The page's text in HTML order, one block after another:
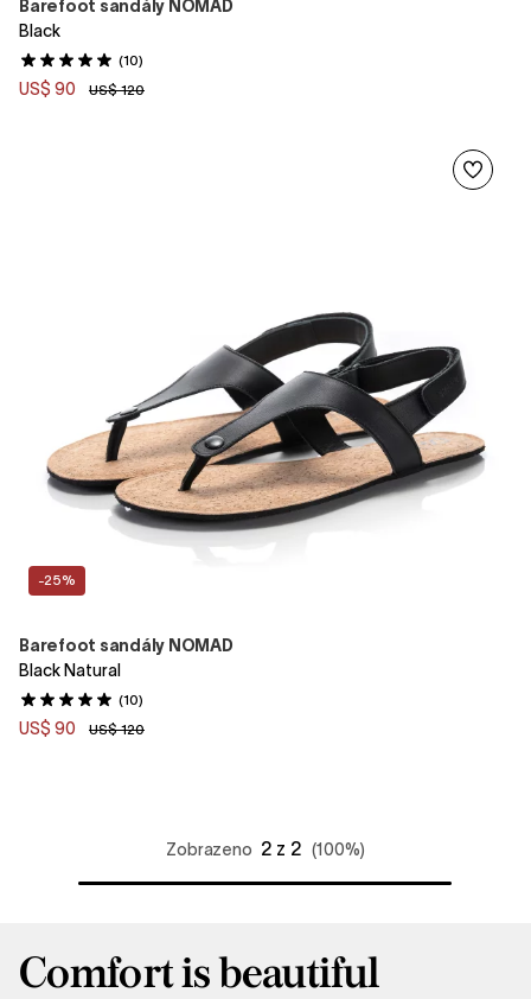
Barefoot sandály NOMAD
Black
(10)
US$ 90 US$ 120
-25%
Barefoot sandály NOMAD
Black Natural
(10)
US$ 90 US$ 120
Zobrazeno 2 z 2 (100%)
Comfort is beautiful